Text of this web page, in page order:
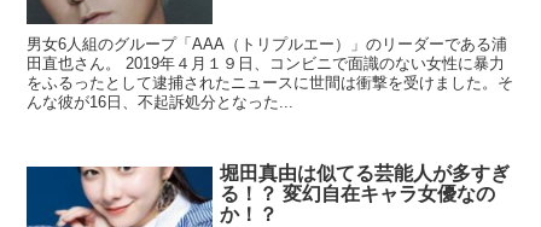
男女6人組のグループ「AAA（トリプルエー）」のリーダーである浦
田直也さん。 2019年４月１９日、コンビニで面識のない女性に暴力
をふるったとして逮捕されたニュースに世間は衝撃を受けました。そ
んな彼が16日、不起訴処分となった...
堀田真由は似てる芸能人が多すぎ
る！？ 変幻自在キャラ女優なの
か！？